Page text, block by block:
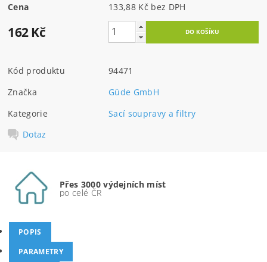
Cena 133,88 Kč bez DPH
162 Kč
Kód produktu
94471
Značka
Güde GmbH
Kategorie
Sací soupravy a filtry
Dotaz
Přes 3000 výdejních míst
po celé ČR
POPIS
PARAMETRY